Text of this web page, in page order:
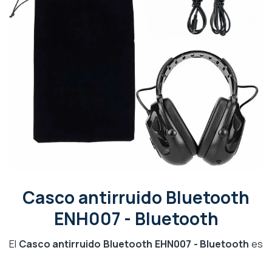
Casco antirruido Bluetooth
ENH007 - Bluetooth
El Casco antirruido Bluetooth EHN007 - Bluetooth es